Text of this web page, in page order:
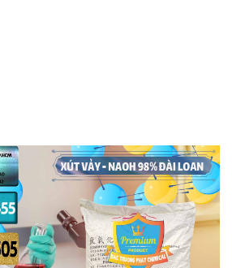
của chúng tôi đã thể hiện sự
nâng cao chất lượng và đa
sản phẩm để đáp ứng nhu cầu
nước ta.
vọng về tương lai, chúng tôi